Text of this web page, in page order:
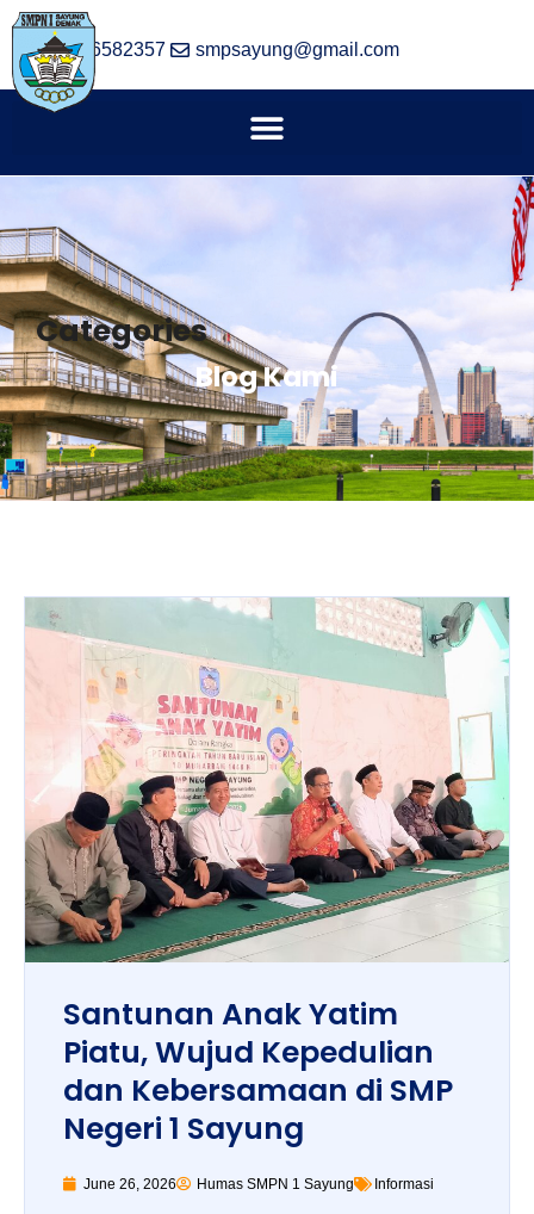
(024) 6582357 smpsayung@gmail.com
Categories
Blog Kami
Santunan Anak Yatim
Piatu, Wujud Kepedulian
dan Kebersamaan di SMP
Negeri 1 Sayung
June 26, 2026 Humas SMPN 1 Sayung Informasi